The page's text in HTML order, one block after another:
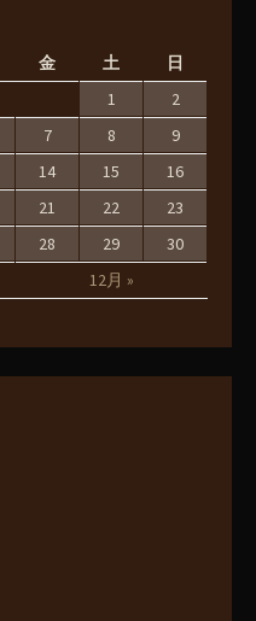
金 土 日
12月 »
1
2
7 8
9
14 15
16
21 22
23
28 29 30